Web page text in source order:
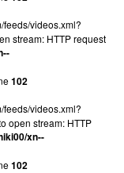
feeds/videos.xml?
stream: HTTP request
102
feeds/videos.xml?
open stream: HTTP
xn--
102